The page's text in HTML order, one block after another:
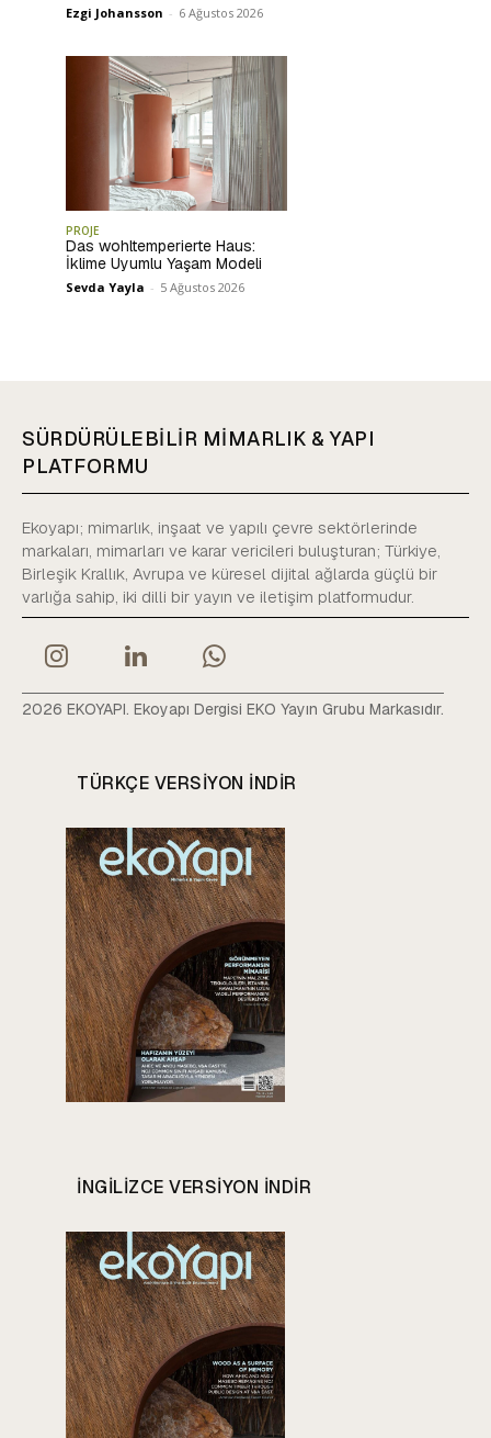
Ezgi Johansson - 6 Ağustos 2026
PROJE
Das wohltemperierte Haus:
İklime Uyumlu Yaşam Modeli
Sevda Yayla - 5 Ağustos 2026
SÜRDÜRÜLEBİLİR MİMARLIK & YAPI
PLATFORMU
Ekoyapı; mimarlık, inşaat ve yapılı çevre sektörlerinde
markaları, mimarları ve karar vericileri buluşturan; Türkiye,
Birleşik Krallık, Avrupa ve küresel dijital ağlarda güçlü bir
varlığa sahip, iki dilli bir yayın ve iletişim platformudur.
2026 EKOYAPI. Ekoyapı Dergisi EKO Yayın Grubu Markasıdır.
TÜRKÇE VERSIYON INDIR
INGILIZCE VERSIYON INDIR